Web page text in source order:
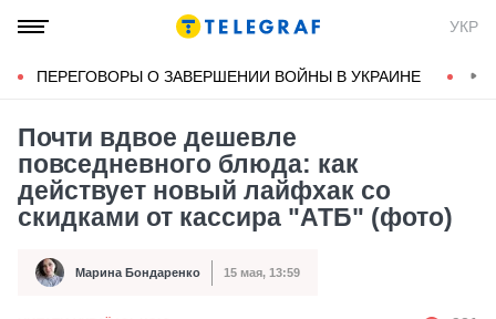
УКР
ПЕРЕГОВОРЫ О ЗАВЕРШЕНИИ ВОЙНЫ В УКРАИНЕ
Почти вдвое дешевле
повседневного блюда: как
действует новый лайфхак со
скидками от кассира "АТБ" (фото)
Автор Марина Бондаренко
Дата публикации 15 мая, 13:59